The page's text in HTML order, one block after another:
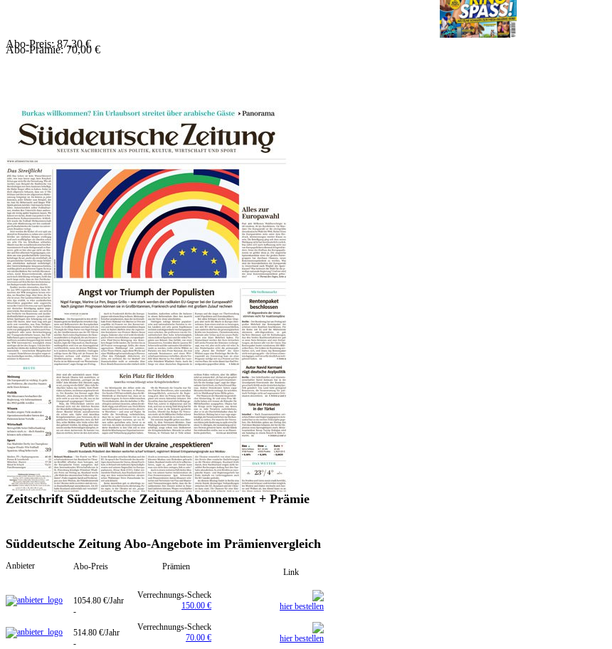
Abo-Preis: 87,30 €
Abo-Prämie: 70,00 €
Zeitschrift Süddeutsche Zeitung Abonnement + Prämie
Süddeutsche Zeitung Abo-Angebote im Prämienvergleich
Anbieter Abo-Preis Prämien
Link
1054.80 €/Jahr
-
Verrechnungs-Scheck
150.00 €
hier bestellen
514.80 €/Jahr
-
Verrechnungs-Scheck
70.00 €
hier bestellen